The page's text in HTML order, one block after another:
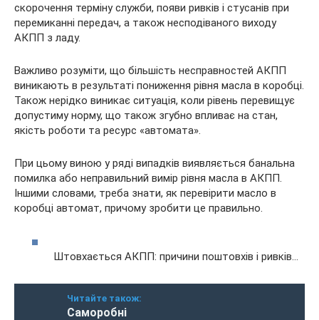
скорочення терміну служби, появи ривків і стусанів при
перемиканні передач, а також несподіваного виходу
АКПП з ладу.
Важливо розуміти, що більшість несправностей АКПП
виникають в результаті пониження рівня масла в коробці.
Також нерідко виникає ситуація, коли рівень перевищує
допустиму норму, що також згубно впливає на стан,
якість роботи та ресурс «автомата».
При цьому виною у ряді випадків виявляється банальна
помилка або неправильний вимір рівня масла в АКПП.
Іншими словами, треба знати, як перевірити масло в
коробці автомат, причому зробити це правильно.
Штовхається АКПП: причини поштовхів і ривків…
Читайте також:
Саморобні